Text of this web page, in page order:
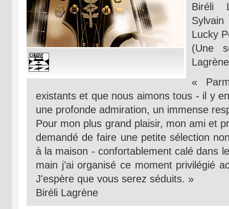
Biréli
Lucky
(Une
«
existants et que nous aimons tous - il y
une profonde admiration, un immense
Pour mon plus grand plaisir, mon ami et
demandé de faire une petite sélection
à la maison - confortablement calé dans
main j’ai organisé ce moment privilégié
J'espère que vous serez séduits. »
Biréli Lagrène